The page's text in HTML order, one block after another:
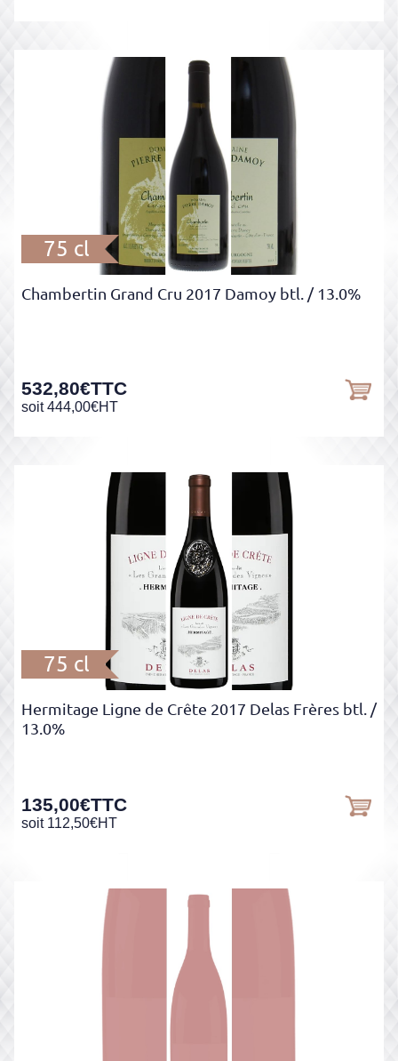
75 cl
Chambertin Grand Cru 2017 Damoy btl. / 13.0%
532,80€TTC
soit 444,00€HT
75 cl
Hermitage Ligne de Crête 2017 Delas Frères btl. /
13.0%
135,00€TTC
soit 112,50€HT